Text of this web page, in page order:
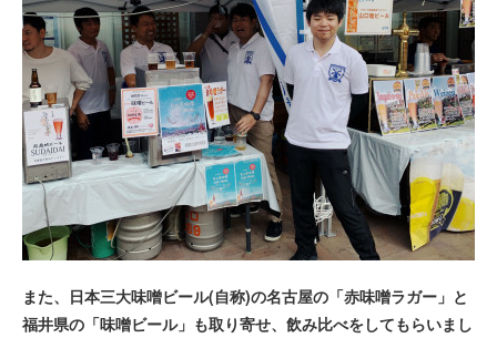
また、日本三大味噌ビール(自称)の名古屋の「赤味噌ラガー」と
福井県の「味噌ビール」も取り寄せ、飲み比べをしてもらいまし